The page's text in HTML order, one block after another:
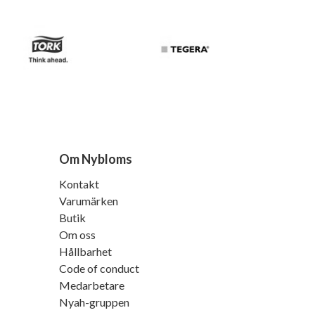
Om Nybloms
Kontakt
Varumärken
Butik
Om oss
Hållbarhet
Code of conduct
Medarbetare
Nyah-gruppen